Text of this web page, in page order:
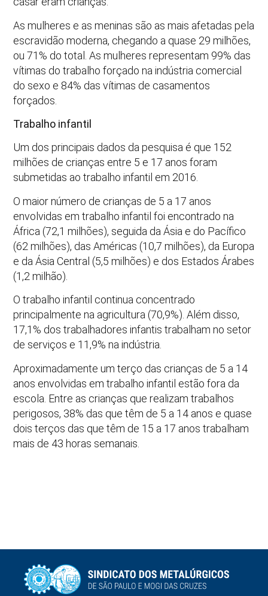
As mulheres e as meninas são as mais afetadas pela
escravidão moderna, chegando a quase 29 milhões,
ou 71% do total. As mulheres representam 99% das
vítimas do trabalho forçado na indústria comercial
do sexo e 84% das vítimas de casamentos
forçados.
Trabalho infantil
Um dos principais dados da pesquisa é que 152
milhões de crianças entre 5 e 17 anos foram
submetidas ao trabalho infantil em 2016.
O maior número de crianças de 5 a 17 anos
envolvidas em trabalho infantil foi encontrado na
África (72,1 milhões), seguida da Ásia e do Pacífico
(62 milhões), das Américas (10,7 milhões), da Europa
e da Ásia Central (5,5 milhões) e dos Estados Árabes
(1,2 milhão).
O trabalho infantil continua concentrado
principalmente na agricultura (70,9%). Além disso,
17,1% dos trabalhadores infantis trabalham no setor
de serviços e 11,9% na indústria.
Aproximadamente um terço das crianças de 5 a 14
anos envolvidas em trabalho infantil estão fora da
escola. Entre as crianças que realizam trabalhos
perigosos, 38% das que têm de 5 a 14 anos e quase
dois terços das que têm de 15 a 17 anos trabalham
mais de 43 horas semanais.